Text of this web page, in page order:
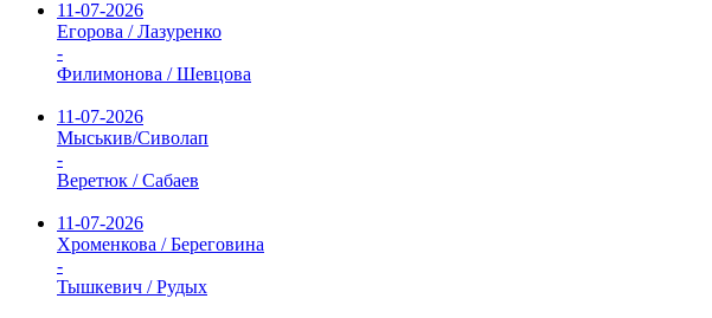
11-07-2026
Егорова / Лазуренко
-
Филимонова / Шевцова
11-07-2026
Мыськив/Сиволап
-
Веретюк / Сабаев
11-07-2026
Хроменкова / Береговина
-
Тышкевич / Рудых